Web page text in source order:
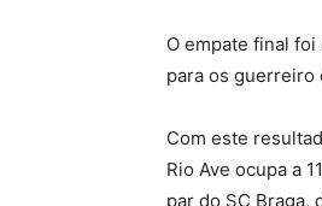
O empate final
para os guerreiro
Com este
Rio Ave ocupa a
par do SC Braga,